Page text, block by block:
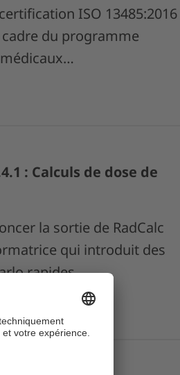
ISO 13485:2016
cadre du programme
: Calculs de dose de
la sortie de RadCalc
qui introduit des
rapides,…